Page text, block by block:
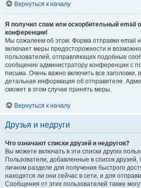
Вернуться к началу
Я получил спам или оскорбительный email
конференции!
Мы сожалеем об этом. Форма отправки email
включает меры предосторожности и
пользователей, отправляющих подобные
сообщение администратору конференции с
письма. Очень важно включить все заголовки,
детальная информация об отправителе.
сможет в этом случае принять меры.
Вернуться к началу
Друзья и недруги
Что означают списки друзей и недругов?
Вы можете включать в эти списки других
Пользователи, добавленные в список
личном разделе для получения быстрого
находятся ли они сейчас в сети, и для
Сообщения от этих пользователей также